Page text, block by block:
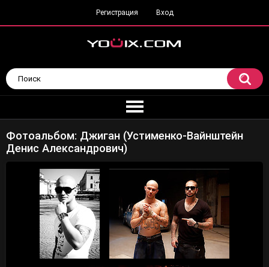
Регистрация Вход
Фотоальбом: Джиган (Устименко-Вайнштейн
Денис Александрович)